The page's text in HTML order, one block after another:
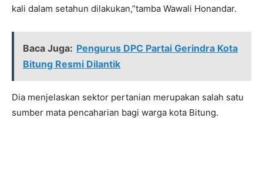
kali dalam setahun dilakukan,”tamba Wawali Honandar.
Baca Juga: Pengurus DPC Partai Gerindra Kota
Bitung Resmi Dilantik
Dia menjelaskan sektor pertanian merupakan salah satu
sumber mata pencaharian bagi warga kota Bitung.